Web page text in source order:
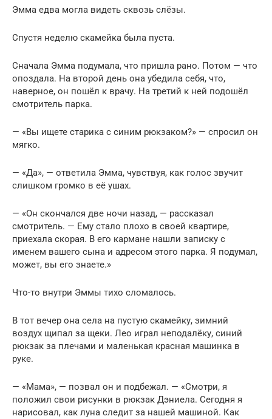
Эмма едва могла видеть сквозь слёзы.
Спустя неделю скамейка была пуста.
Сначала Эмма подумала, что пришла рано. Потом — что
опоздала. На второй день она убедила себя, что,
наверное, он пошёл к врачу. На третий к ней подошёл
смотритель парка.
— «Вы ищете старика с синим рюкзаком?» — спросил он
мягко.
— «Да», — ответила Эмма, чувствуя, как голос звучит
слишком громко в её ушах.
— «Он скончался две ночи назад, — рассказал
смотритель. — Ему стало плохо в своей квартире,
приехала скорая. В его кармане нашли записку с
именем вашего сына и адресом этого парка. Я подумал,
может, вы его знаете.»
Что-то внутри Эммы тихо сломалось.
В тот вечер она села на пустую скамейку, зимний
воздух щипал за щеки. Лео играл неподалёку, синий
рюкзак за плечами и маленькая красная машинка в
руке.
— «Мама», — позвал он и подбежал. — «Смотри, я
положил свои рисунки в рюкзак Дэниела. Сегодня я
нарисовал, как луна следит за нашей машиной. Как